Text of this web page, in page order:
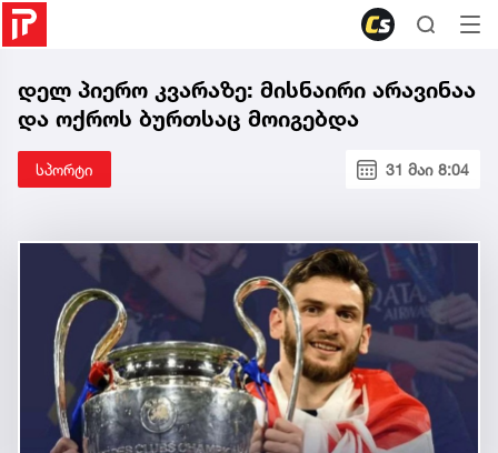
დელ პიერო კვარაზე: მისნაირი არავინაა
და ოქროს ბურთსაც მოიგებდა
სპორტი 31 მაი 8:04